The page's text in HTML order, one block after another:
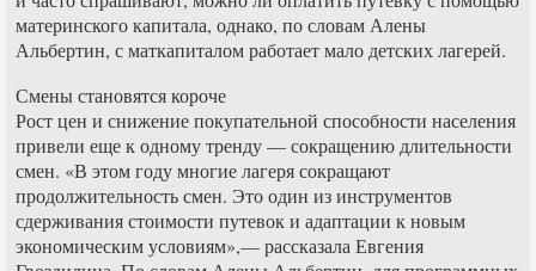
материнского капитала, однако, по словам Алены
Альбертин, с маткапиталом работает мало детских лагерей.
Смены становятся короче
Рост цен и снижение покупательной способности населения
привели еще к одному тренду — сокращению длительности
смен. «В этом году многие лагеря сокращают
продолжительность смен. Это один из инструментов
сдерживания стоимости путевок и адаптации к новым
экономическим условиям»,— рассказала Евгения